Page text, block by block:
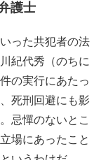
護士
った共犯者の法
紀代秀（のちに
の実行にあたっ
死刑回避にも影
忌憚のないとこ
場にあったこと